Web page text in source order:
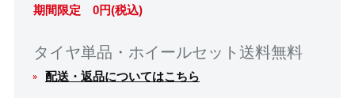
期間限定 0円(税込)
タイヤ単品・ホイールセット送料無料
配送・返品についてはこちら